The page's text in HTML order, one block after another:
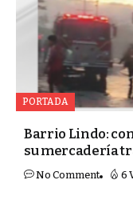
PORTADA
Barrio Lindo:
su mercadería
No Comment 6